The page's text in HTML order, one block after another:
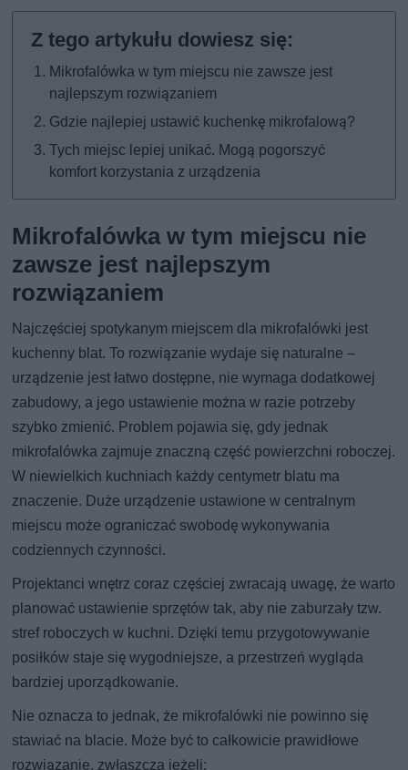
Mikrofalówka w tym miejscu nie zawsze jest
najlepszym rozwiązaniem
Gdzie najlepiej ustawić kuchenkę mikrofalową?
Tych miejsc lepiej unikać. Mogą pogorszyć
komfort korzystania z urządzenia
Mikrofalówka w tym miejscu nie
zawsze jest najlepszym
rozwiązaniem
Najczęściej spotykanym miejscem dla mikrofalówki jest
kuchenny blat. To rozwiązanie wydaje się naturalne –
urządzenie jest łatwo dostępne, nie wymaga dodatkowej
zabudowy, a jego ustawienie można w razie potrzeby
szybko zmienić. Problem pojawia się, gdy jednak
mikrofalówka zajmuje znaczną część powierzchni roboczej.
W niewielkich kuchniach każdy centymetr blatu ma
znaczenie. Duże urządzenie ustawione w centralnym
miejscu może ograniczać swobodę wykonywania
codziennych czynności.
Projektanci wnętrz coraz częściej zwracają uwagę, że warto
planować ustawienie sprzętów tak, aby nie zaburzały tzw.
stref roboczych w kuchni. Dzięki temu przygotowywanie
posiłków staje się wygodniejsze, a przestrzeń wygląda
bardziej uporządkowanie.
Nie oznacza to jednak, że mikrofalówki nie powinno się
stawiać na blacie. Może być to całkowicie prawidłowe
rozwiązanie, zwłaszcza jeżeli: